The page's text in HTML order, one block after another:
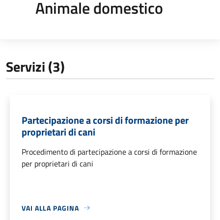
Animale domestico
Servizi (3)
Partecipazione a corsi di formazione per
proprietari di cani
Procedimento di partecipazione a corsi di formazione
per proprietari di cani
VAI ALLA PAGINA